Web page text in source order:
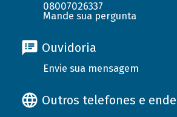
08007026337
Mande sua pergunta
Ouvidoria
Envie sua mensagem
Outros telefones e